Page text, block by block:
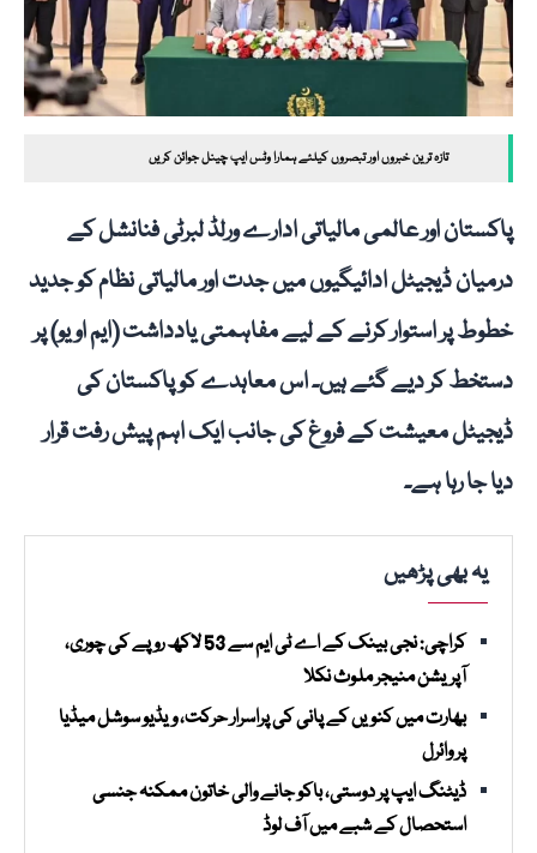
تازہ ترین خبروں اور تبصروں کیلئے ہمارا وٹس ایپ چینل جوائن کریں
پاکستان اور عالمی مالیاتی ادارے ورلڈ لبرٹی فنانشل کے
درمیان ڈیجیٹل ادائیگیوں میں جدت اور مالیاتی نظام کو جدید
خطوط پر استوار کرنے کے لیے مفاہمتی یادداشت (ایم او یو) پر
دستخط کر دیے گئے ہیں۔ اس معاہدے کو پاکستان کی
ڈیجیٹل معیشت کے فروغ کی جانب ایک اہم پیش رفت قرار
دیا جا رہا ہے۔
یہ بھی پڑھیں
کراچی: نجی بینک کے اے ٹی ایم سے 53 لاکھ روپے کی چوری،
آپریشن منیجر ملوث نکلا
بھارت میں کنویں کے پانی کی پراسرار حرکت، ویڈیو سوشل میڈیا
پر وائرل
ڈیٹنگ ایپ پر دوستی، باکو جانے والی خاتون ممکنہ جنسی
استحصال کے شبے میں آف لوڈ